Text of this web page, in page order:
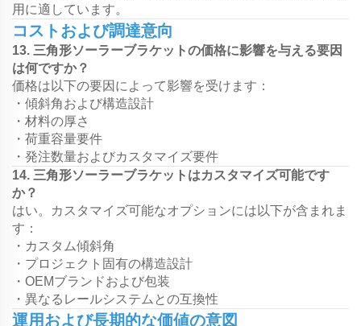
用に適しています。
コストおよび調達意向
13. 三角形ソーラーブラケットの価格に影響を与える要因
は何ですか？
価格は以下の要因によって影響を受けます：
・傾斜角および構造設計
・材料の厚さ
・荷重容量要件
・発注数量およびカスタマイズ要件
14. 三角形ソーラーブラケットはカスタマイズ可能です
か？
はい。カスタマイズ可能なオプションには以下が含まれま
す：
・カスタム傾斜角
・プロジェクト固有の構造設計
・OEMブランドおよび包装
・異なるレールシステムとの互換性
運用および長期的な価値の意図